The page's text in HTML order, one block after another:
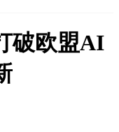
破欧盟AI